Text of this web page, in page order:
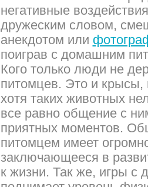
негативные
дружеским словом,
анекдотом или
поиграв с домашним
Кого только люди не
питомцев. Это и
хотя таких животных
все равно общение с
приятных моментов.
питомцем имеет
заключающееся в
к жизни. Так же, игры